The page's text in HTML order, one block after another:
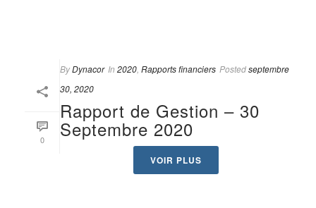
0
ByDynacor In 2020 Rapports financiers Postedseptembre
30, 2020
Rapport de Gestion – 30
Septembre 2020
VOIR PLUS